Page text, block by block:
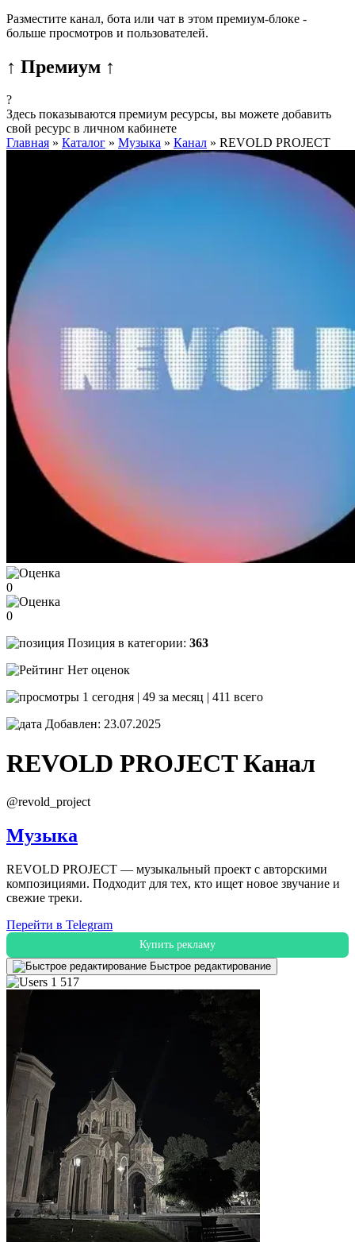
Разместите канал, бота или чат в этом премиум-блоке -
больше просмотров и пользователей.
↑ Премиум ↑
?
Здесь показываются премиум ресурсы, вы можете добавить
свой ресурс в личном кабинете
Главная » Каталог » Музыка » Канал » REVOLD PROJECT
0
0
Позиция в категории: 363
Нет оценок
1 сегодня | 49 за месяц | 411 всего
Добавлен: 23.07.2025
REVOLD PROJECTКанал
@revold_project
Музыка
REVOLD PROJECT — музыкальный проект с авторскими
композициями. Подходит для тех, кто ищет новое звучание и
свежие треки.
Перейти в Telegram
Купить рекламу
Быстрое редактирование
1 517